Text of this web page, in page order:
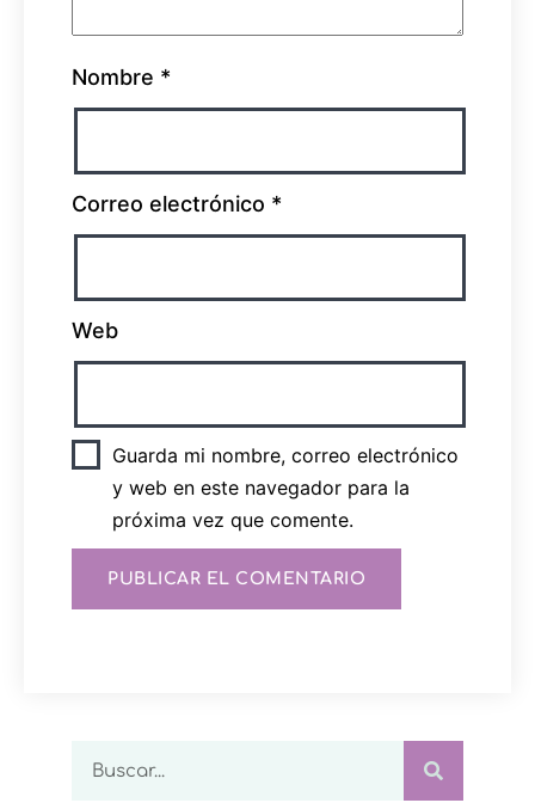
Nombre *
Correo electrónico *
Web
Guarda mi nombre, correo electrónico
y web en este navegador para la
próxima vez que comente.